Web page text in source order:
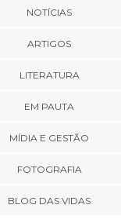
NOTÍCIAS
ARTIGOS
LITERATURA
EM PAUTA
MÍDIA E GESTÃO
FOTOGRAFIA
BLOG DAS VIDAS